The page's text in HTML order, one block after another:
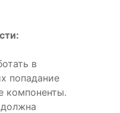
в
попадание
компоненты.